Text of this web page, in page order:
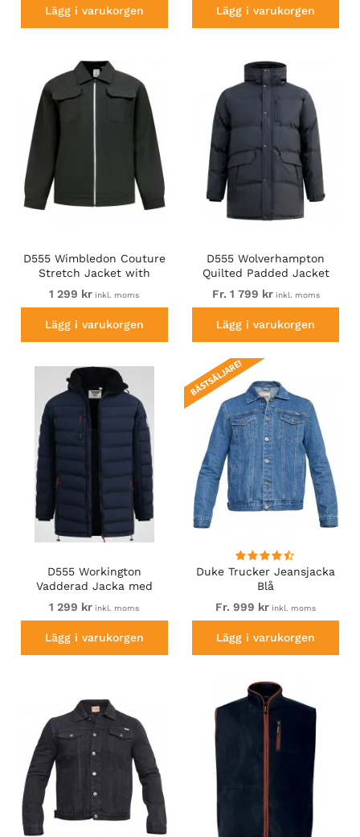
Lägg i varukorgen Lägg i varukorgen
D555 Wimbledon Couture
Stretch Jacket with
Zipper Black
1 299 kr inkl. moms
Lägg i varukorgen
D555 Wolverhampton
Quilted Padded Jacket
with Hood Black
Fr. 1 799 krinkl. moms
Lägg i varukorgen
D555 Workington
Vadderad Jacka med
Huva och Sherpafoder
Marinblå
1 299 kr inkl. moms
Lägg i varukorgen
Duke Trucker Jeansjacka
Blå
BÄSTSÄLJARE!
Fr. 999 kr inkl. moms
Lägg i varukorgen